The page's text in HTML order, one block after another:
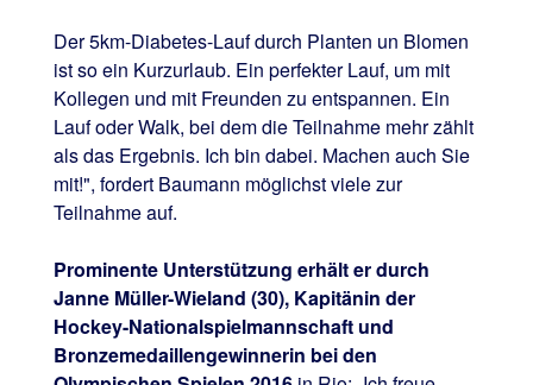
Der 5km-Diabetes-Lauf durch Planten un Blomen
ist so ein Kurzurlaub. Ein perfekter Lauf, um mit
Kollegen und mit Freunden zu entspannen. Ein
Lauf oder Walk, bei dem die Teilnahme mehr zählt
als das Ergebnis. Ich bin dabei. Machen auch Sie
mit!", fordert Baumann möglichst viele zur
Teilnahme auf.
Prominente Unterstützung erhält er durch
Janne Müller-Wieland (30), Kapitänin der
Hockey-Nationalspielmannschaft und
Bronzemedaillengewinnerin bei den